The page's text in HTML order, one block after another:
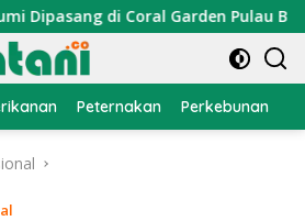
di Coral Garden Pulau Barrang
Peternakan Perkebunan